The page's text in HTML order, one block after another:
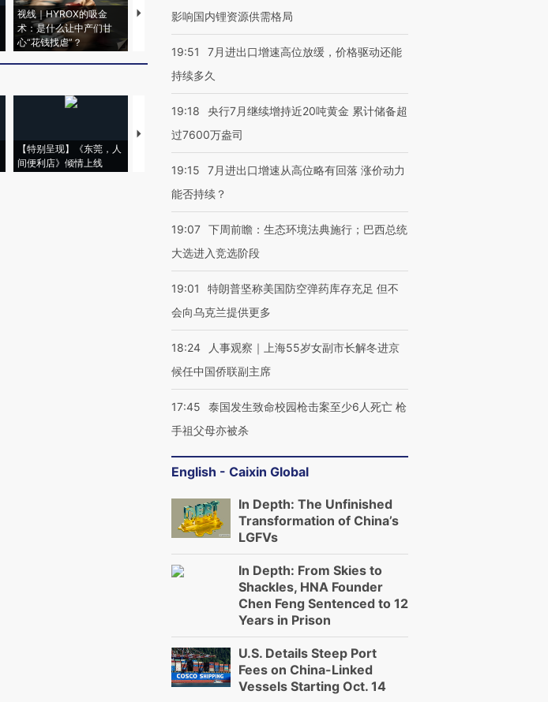
视线｜HYROX的吸金
术：是什么让中产们甘
心“花钱找虐”？
马航飞行员跨国走私7万
视线｜被称为“蟑螂”的印
【特别呈现】《东莞，人
间便利店》倾情上线
【推广】走进第四届链博
有意思的生活方式·第三对
住三大增长引擎是什么？
影响国内锂资源供需格局
19:51
7月进出口增速高位放缓，价格驱动还能
持续多久
19:18
央行7月继续增持近20吨黄金 累计储备超
过7600万盎司
19:15
7月进出口增速从高位略有回落 涨价动力
能否持续？
19:07 下周前瞻：生态环境法典施行；巴西总统
大选进入竞选阶段
19:01
特朗普坚称美国防空弹药库存充足 但不
会向乌克兰提供更多
18:24
人事观察｜上海55岁女副市长解冬进京
候任中国侨联副主席
17:45
泰国发生致命校园枪击案至少6人死亡 枪
手祖父母亦被杀
English - Caixin Global
In Depth: The Unfinished
Transformation of China’s
LGFVs
In Depth: From Skies to
Shackles, HNA Founder
Chen Feng Sentenced to 12
Years in Prison
U.S. Details Steep Port
Fees on China-Linked
Vessels Starting Oct. 14